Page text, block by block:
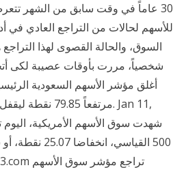
30 عاماً في وقت سابق من الشهر
للأسهم لحالات من التراجع العادي في
السوق، والحالة القصوى لهذا
شخصياً، مررت بأوقات عصيبة لكى